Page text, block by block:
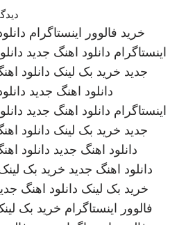
خرید فالوور اینستاگرام
اینستاگرام دانلود اهنگ جدید
جدید خرید بک لینک دانلود
دانلود اهنگ جدید
اینستاگرام دانلود اهنگ جدید
جدید خرید بک لینک دانلود
دانلود اهنگ جدید دانلود
دانلود اهنگ جدید خرید بک
خرید بک لینک دانلود اهنگ
فالوور اینستاگرام خرید بک